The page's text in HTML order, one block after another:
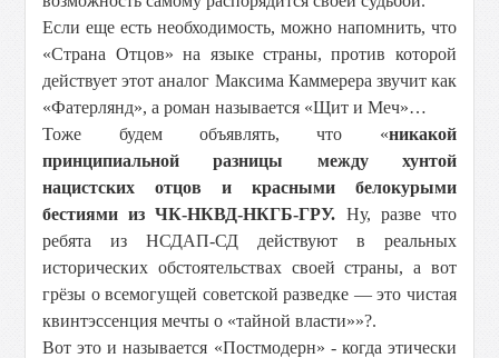
Если еще есть необходимость, можно напомнить, что
«Страна Отцов» на языке страны, против которой
действует этот аналог Максима Каммерера звучит как
«Фатерлянд», а роман называется «Щит и Меч»…
Тоже будем объявлять, что «никакой
принципиальной разницы между хунтой
нацистских отцов и красными белокурыми
бестиями из ЧК-НКВД-НКГБ-ГРУ. Ну, разве что
ребята из НСДАП-СД действуют в реальных
исторических обстоятельствах своей страны, а вот
грёзы о всемогущей советской разведке — это чистая
квинтэссенция мечты о «тайной власти»»?.
Вот это и называется «Постмодерн» - когда этически